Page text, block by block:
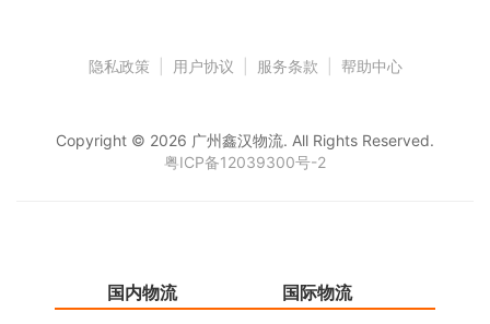
隐私政策 用户协议 服务条款 帮助中心
Copyright © 2026 广州鑫汉物流. All Rights Reserved.
粤ICP备12039300号-2
国内物流 国际物流